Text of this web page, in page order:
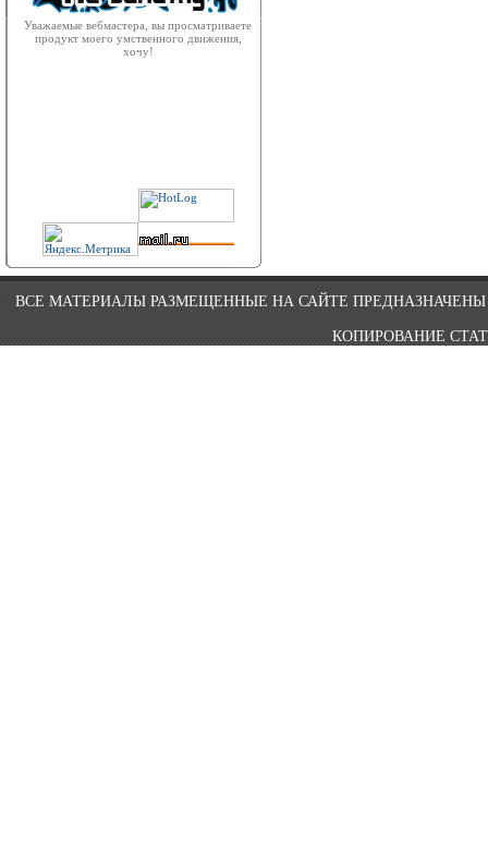
Уважаемые вебмастера, вы просматриваете
продукт моего умственного движения,
хочу!
ВСЕ МАТЕРИАЛЫ РАЗМЕЩЕННЫЕ НА САЙТЕ
КОПИРОВАНИЕ